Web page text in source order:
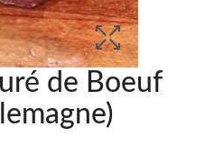
de Boeuf